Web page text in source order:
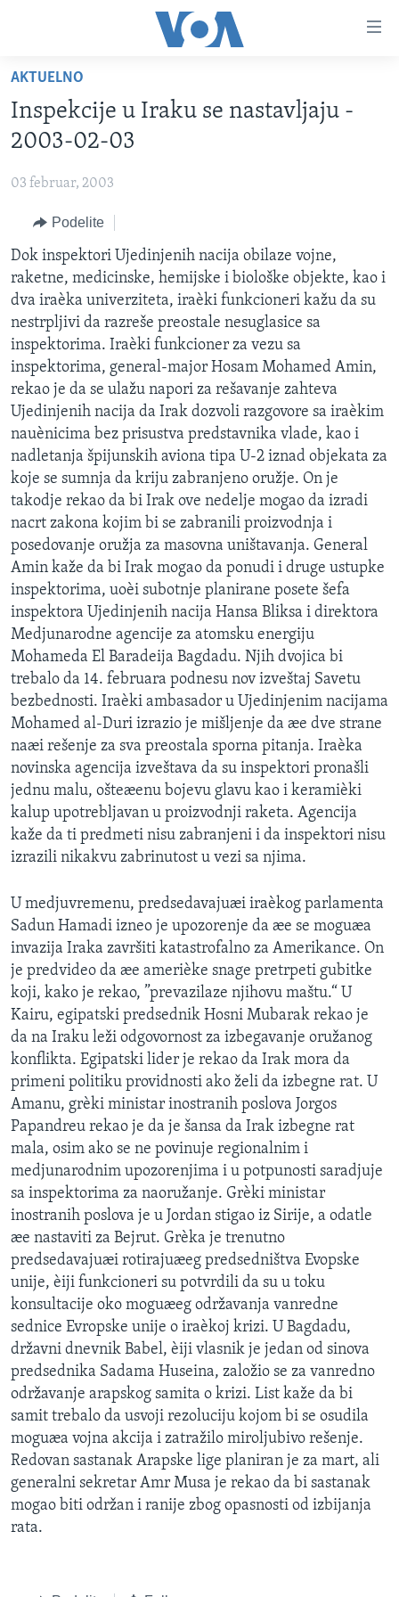
glavni
sadržaj
Idi
na
glavnu
pretragu
NASLOVNA
RUBRIKE
BALKAN
GLOBALNE TEME
EKONOMIJA
NAUKA I TEHNOLOGIJA
MEDICINA
KULTURA
DRUŠTVO
SPORT
INTERVJU
OTVORENI STUDIO
IZ AMERIKE
PRATITE NAS
Jezici
AKTUELNO
Inspekcije u Iraku se nastavljaju -
2003-02-03
03 februar, 2003
Podelite
Dok inspektori Ujedinjenih nacija obilaze vojne,
raketne, medicinske, hemijske i biološke objekte, kao i
dva iraèka univerziteta, iraèki funkcioneri kažu da su
nestrpljivi da razreše preostale nesuglasice sa
inspektorima. Iraèki funkcioner za vezu sa
inspektorima, general-major Hosam Mohamed Amin,
rekao je da se ulažu napori za rešavanje zahteva
Ujedinjenih nacija da Irak dozvoli razgovore sa iraèkim
nauènicima bez prisustva predstavnika vlade, kao i
nadletanja špijunskih aviona tipa U-2 iznad objekata za
koje se sumnja da kriju zabranjeno oružje. On je
takodje rekao da bi Irak ove nedelje mogao da izradi
nacrt zakona kojim bi se zabranili proizvodnja i
posedovanje oružja za masovna uništavanja. General
Amin kaže da bi Irak mogao da ponudi i druge ustupke
inspektorima, uoèi subotnje planirane posete šefa
inspektora Ujedinjenih nacija Hansa Bliksa i direktora
Medjunarodne agencije za atomsku energiju
Mohameda El Baradeija Bagdadu. Njih dvojica bi
trebalo da 14. februara podnesu nov izveštaj Savetu
bezbednosti. Iraèki ambasador u Ujedinjenim nacijama
Mohamed al-Duri izrazio je mišljenje da æe dve strane
naæi rešenje za sva preostala sporna pitanja. Iraèka
novinska agencija izveštava da su inspektori pronašli
jednu malu, ošteæenu bojevu glavu kao i keramièki
kalup upotrebljavan u proizvodnji raketa. Agencija
kaže da ti predmeti nisu zabranjeni i da inspektori nisu
izrazili nikakvu zabrinutost u vezi sa njima.
U medjuvremenu, predsedavajuæi iraèkog parlamenta
Sadun Hamadi izneo je upozorenje da æe se moguæa
invazija Iraka završiti katastrofalno za Amerikance. On
je predvideo da æe amerièke snage pretrpeti gubitke
koji, kako je rekao, ”prevazilaze njihovu maštu.“ U
Kairu, egipatski predsednik Hosni Mubarak rekao je
da na Iraku leži odgovornost za izbegavanje oružanog
konflikta. Egipatski lider je rekao da Irak mora da
primeni politiku providnosti ako želi da izbegne rat. U
Amanu, grèki ministar inostranih poslova Jorgos
Papandreu rekao je da je šansa da Irak izbegne rat
mala, osim ako se ne povinuje regionalnim i
medjunarodnim upozorenjima i u potpunosti saradjuje
sa inspektorima za naoružanje. Grèki ministar
inostranih poslova je u Jordan stigao iz Sirije, a odatle
æe nastaviti za Bejrut. Grèka je trenutno
predsedavajuæi rotirajuæeg predsedništva Evopske
unije, èiji funkcioneri su potvrdili da su u toku
konsultacije oko moguæeg održavanja vanredne
sednice Evropske unije o iraèkoj krizi. U Bagdadu,
državni dnevnik Babel, èiji vlasnik je jedan od sinova
predsednika Sadama Huseina, založio se za vanredno
održavanje arapskog samita o krizi. List kaže da bi
samit trebalo da usvoji rezoluciju kojom bi se osudila
moguæa vojna akcija i zatražilo miroljubivo rešenje.
Redovan sastanak Arapske lige planiran je za mart, ali
generalni sekretar Amr Musa je rekao da bi sastanak
mogao biti održan i ranije zbog opasnosti od izbijanja
rata.